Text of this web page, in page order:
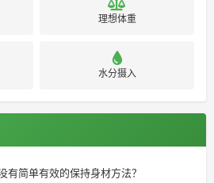
理想体重
水分摄入
有简单有效的保持身材方法？